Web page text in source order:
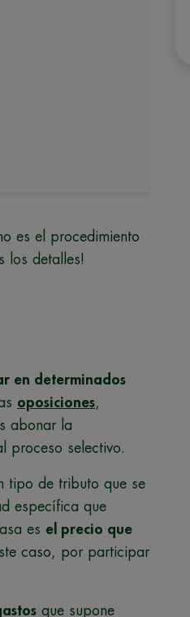
es el procedimiento
los detalles!
en determinados
oposiciones,
abonar la
proceso selectivo.
tipo de tributo que se
específica que
es el precio que
caso, por participar
que supone